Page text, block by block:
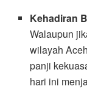
Kehadiran
Walaupun
wilayah
panji
hari ini